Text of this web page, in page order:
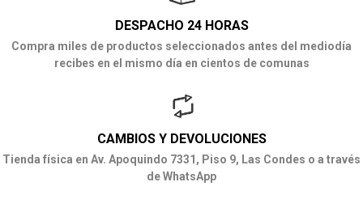
DESPACHO 24 HORAS
Compra miles de productos seleccionados antes del mediodía
recibes en el mismo día en cientos de comunas
CAMBIOS Y DEVOLUCIONES
Tienda física en Av. Apoquindo 7331, Piso 9, Las Condes o a través
de WhatsApp